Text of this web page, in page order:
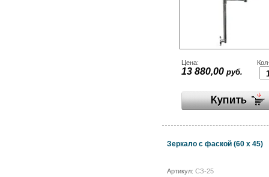
Цена:
13 880,00 руб.
Зеркало с фаской (60 х 45)
Артикул: СЗ-25